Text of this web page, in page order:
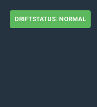
DRIFTSTATUS: NORMAL